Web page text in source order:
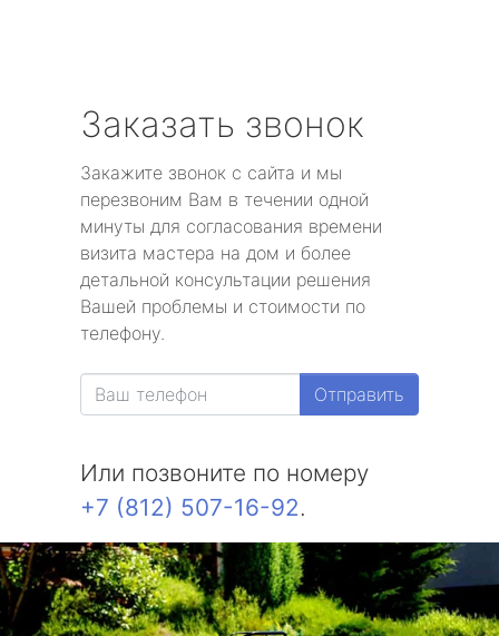
Заказать звонок
Закажите звонок с сайта и мы
перезвоним Вам в течении одной
минуты для согласования времени
визита мастера на дом и более
детальной консультации решения
Вашей проблемы и стоимости по
телефону.
Отправить
Или позвоните по номеру
+7 (812) 507-16-92.